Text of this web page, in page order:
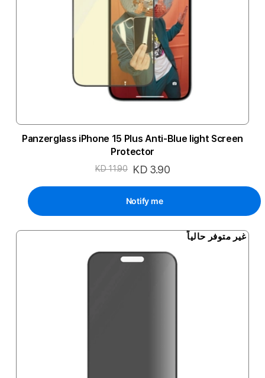
Panzerglass iPhone 15 Plus Anti-Blue light Screen
Protector
السعر
KD 3.90
KD 11.90
Notify me
غير متوفر حالياً